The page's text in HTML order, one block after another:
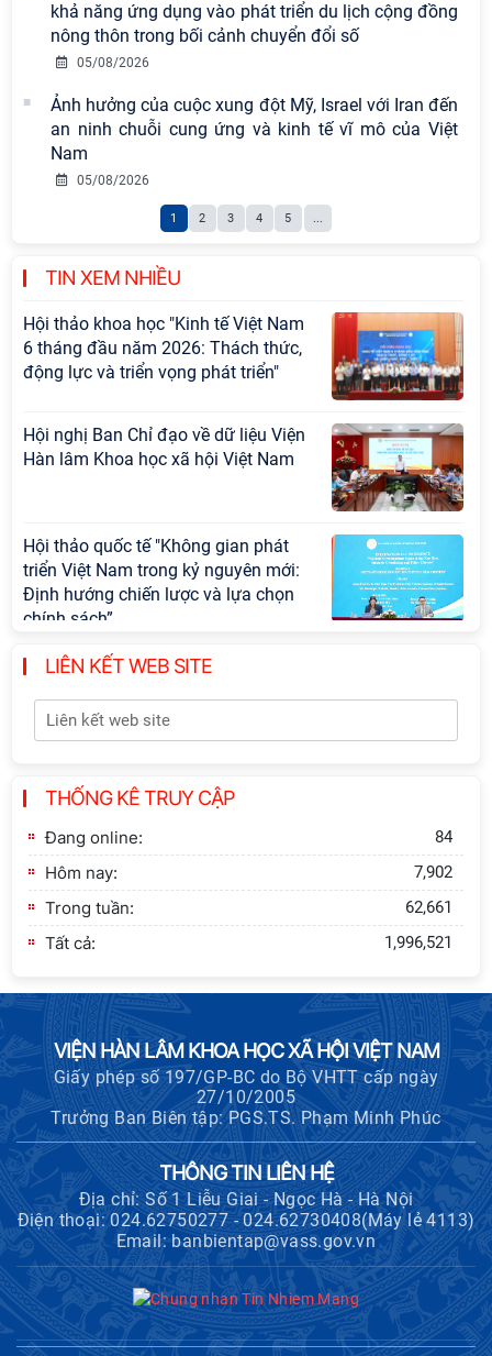
khả năng ứng dụng vào phát triển du lịch cộng đồng
nông thôn trong bối cảnh chuyển đổi số
05/08/2026
Ảnh hưởng của cuộc xung đột Mỹ, Israel với Iran đến
an ninh chuỗi cung ứng và kinh tế vĩ mô của Việt
Nam
05/08/2026
1 2 3 4 5 ...
TIN XEM NHIỀU
Tọa đàm Giao lưu chuyên đề về
những kinh nghiệm quan trọng của
Cộng sản Việt Nam trong lãnh đạo
sự nghiệp xây dựng chủ nghĩa xã hội
Hội nghị Lãnh đạo Viện Hàn lâm
Khoa học xã hội Việt Nam làm việc
với Ban Chủ nhiệm các Chương trình
cấp Bộ
Hội thảo khoa học "Kinh tế Việt Nam
6 tháng đầu năm 2026: Thách thức,
động lực và triển vọng phát triển"
Hội nghị Ban Chỉ đạo về dữ liệu Viện
Hàn lâm Khoa học xã hội Việt Nam
Hội thảo quốc tế "Không gian phát
triển Việt Nam trong kỷ nguyên mới:
Định hướng chiến lược và lựa chọn
chính sách”
Khai quật công trường khai thác đá
Tôn
sinh đào tạo trình độ tiến sĩ đợt 1
LIÊN KẾT WEB SITE
THỐNG KÊ TRUY CẬP
Đang online: 84
Hôm nay: 7,902
Trong tuần: 62,661
Tất cả: 1,996,521
VIỆN HÀN LÂM KHOA HỌC XÃ HỘI VIỆT NAM
Giấy phép số 197/GP-BC do Bộ VHTT cấp ngày
27/10/2005
Trưởng Ban Biên tập: PGS.TS. Phạm Minh Phúc
THÔNG TIN LIÊN HỆ
Địa chỉ: Số 1 Liễu Giai - Ngọc Hà - Hà Nội
Điện thoại: 024.62750277 - 024.62730408(Máy lẻ 4113)
Email: banbientap@vass.gov.vn